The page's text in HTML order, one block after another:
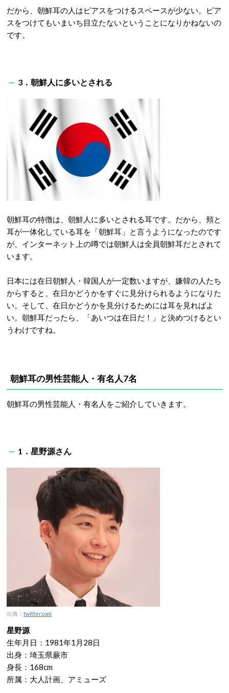
だから、朝鮮耳の人はピアスをつけるスペースが少ない。ピア
スをつけてもいまいち目立たないということになりかねないの
です。
3．朝鮮人に多いとされる
朝鮮耳の特徴は、朝鮮人に多いとされる耳です。だから、頬と
耳が一体化している耳を「朝鮮耳」と言うようになったのです
が、インターネット上の噂では朝鮮人は全員朝鮮耳だとされて
います。
日本には在日朝鮮人・韓国人が一定数いますが、嫌韓の人たち
からすると、在日かどうかをすぐに見分けられるようになりた
い。そして、在日かどうかを見分けるためには耳を見ればよ
い。朝鮮耳だったら、「あいつは在日だ！」と決めつけるとい
うわけですね。
朝鮮耳の男性芸能人・有名人7名
朝鮮耳の男性芸能人・有名人をご紹介していきます。
1．星野源さん
出典： twitter.com
星野源
生年月日：1981年1月28日
出身：埼玉県蕨市
身長：168cm
所属：大人計画、アミューズ